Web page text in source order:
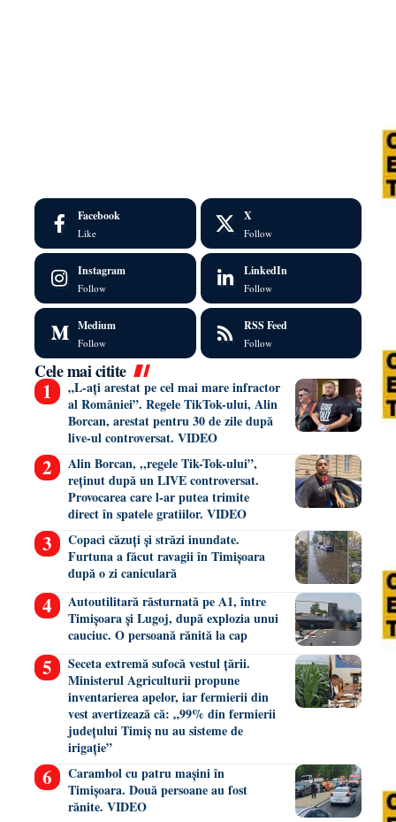
Facebook
Like
X
Follow
Instagram
Follow
LinkedIn
Follow
Medium
Follow
RSS Feed
Follow
Cele mai citite
„L-ați arestat pe cel mai mare infractor
al României”. Regele TikTok-ului, Alin
Borcan, arestat pentru 30 de zile după
live-ul controversat. VIDEO
Alin Borcan, ,,regele Tik-Tok-ului”,
reținut după un LIVE controversat.
Provocarea care l-ar putea trimite
direct în spatele gratiilor. VIDEO
Copaci căzuți și străzi inundate.
Furtuna a făcut ravagii în Timișoara
după o zi caniculară
Autoutilitară răsturnată pe A1, între
Timișoara și Lugoj, după explozia unui
cauciuc. O persoană rănită la cap
Seceta extremă sufocă vestul țării.
Ministerul Agriculturii propune
inventarierea apelor, iar fermierii din
vest avertizează că: „99% din fermierii
județului Timiș nu au sisteme de
irigație”
Carambol cu patru mașini în
Timișoara. Două persoane au fost
rănite. VIDEO